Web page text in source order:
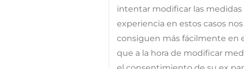
intentar modificar las
experiencia en estos casos
consiguen más fácilmente en
que a la hora de modificar